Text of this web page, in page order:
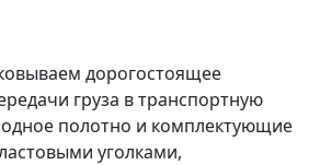
дорогостоящее
груза в транспортную
полотно и комплектующие
уголками,